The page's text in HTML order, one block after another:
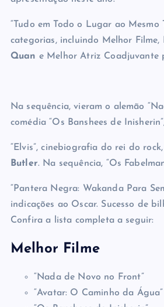
“Tudo em Todo o Lugar ao Mesmo
categorias, incluindo Melhor
Quan e Melhor Atriz Coadjuvante
Na sequência, vieram o alemão
comédia “Os Banshees de
“Elvis”, cinebiografia do rei do
Butler. Na sequência, “Os
“Pantera Negra: Wakanda Para
indicações ao Oscar. Sucesso de
Confira a lista completa a seguir:
Melhor Filme
“Nada de Novo no Front”
“Avatar: O Caminho da Água”